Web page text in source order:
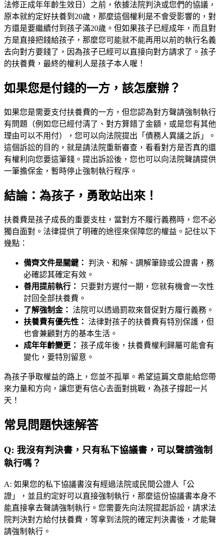
法修正成年年齡生效日）之前，依據法院判決或您們的協議，
原本就約定好扶養到20歲，那麼這個權利是不會受影響的，對
方還是要繼續付到孩子滿20歲。但如果孩子已經成年，而且對
方是直接把錢給孩子，那麼您可能就不能再用以前的執行名義
去向對方要錢了，因為孩子已經可以直接向對方請求了。孩子
的扶養費，最終的權利人是孩子本人喔！
如果您是付錢的一方，該怎麼辦？
如果您是需要支付扶養費的一方，但您認為對方聲請強制執行
有問題（例如您已經付清了、對方算錯了金額，或是您有其他
理由可以不用付），您可以向法院提出「債務人異議之訴」。
這個訴訟的目的，就是請法院重新審查，看看對方是否真的還
有權利向您要這筆錢。提出訴訟後，您也可以向法院聲請提供
一筆擔保金，暫時停止強制執行程序。
結論：為孩子，勇敢站出來！
扶養費是孩子成長的重要支柱，當對方不履行義務時，您不必
獨自面對。法律提供了明確的途徑來保障您的權益。記住以下
幾點：
備齊文件是關鍵： 判決、和解、調解筆錄或公證書，務
必確認其確定有效。
善用提前執行：
只要對方遲付一期，您就有機會一次性
討回全部扶養費。
了解強制金： 法院可以透過罰款來督促對方履行義務。
扶養費有優先性： 法律對孩子的扶養費有特別保護，但
也會兼顧對方的基本生活。
成年年齡變更： 孩子成年後，扶養費權利歸屬可能會有
變化，要特別留意。
為孩子爭取權益的路上，您並不孤單。希望這篇文章能給您帶
來力量和方向，讓您更有信心去面對挑戰，為孩子撐起一片
天！
常見問題快速解答
Q: 我沒有判決書，只有私下協議書，可以聲請強制
執行嗎？
A: 如果您的私下協議書沒有經過法院或民間公證人「公
證」，並且約定好可以直接強制執行，那麼這份協議書本身不
能直接拿去聲請強制執行。您需要先向法院提起訴訟，請求法
院判決對方給付扶養費，等拿到法院的確定判決書後，才能聲
請強制執行。